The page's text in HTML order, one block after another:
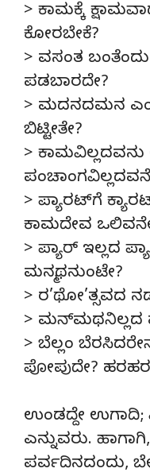
> ಕಾಮಕ್ಕೆ
ಕೋರಬೇಕೆ?
> ವಸಂತ
ಪಡಬಾರದೇ?
> ಮದನದಮನ
ಬಿಟ್ಟೀತೇ?
>
> ಪ್ಯಾರಟ್‌ಗೆ
ಕಾಮದೇವ
> ಪ್ಯಾರ್ ಇಲ್ಲದ
ಮನ್ಮಥನುಂಟೇ?
> ರ’ಥೋ’ತ್ಸವದ
> ಮನ್‌ಮಥನಿಲ್ಲದ
> ಬೆಲ್ಲಂ
ಪೋಪುದೇ? ಹರಹರ
ಉಂಡದ್ದೇ ಉಗಾದಿ;
ಎನ್ನುವರು.
ಪರ್ವದಿನದಂದು,